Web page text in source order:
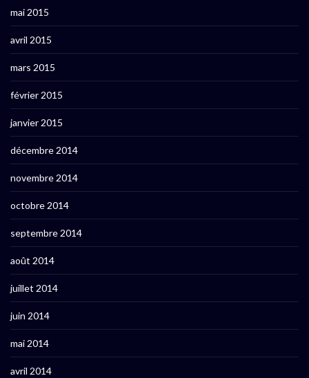
mai 2015
avril 2015
mars 2015
février 2015
janvier 2015
décembre 2014
novembre 2014
octobre 2014
septembre 2014
août 2014
juillet 2014
juin 2014
mai 2014
avril 2014